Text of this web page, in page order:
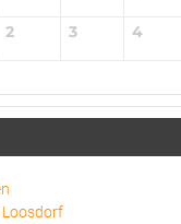
2 3 4
Loosdorf